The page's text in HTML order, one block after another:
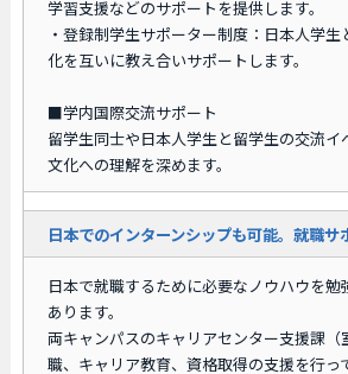
学習支援などのサポートを提供します。
・登録制学生サポーター制度：日本人学
化を互いに教え合いサポートします。
■学内国際交流サポート
留学生同士や日本人学生と留学生の交流
文化への理解を深めます。
日本でのインターンシップも可能。就職サ
日本で就職するために必要なノウハウを
あります。
両キャンパスのキャリアセンター支援課（
職、キャリア教育、資格取得の支援を行っ